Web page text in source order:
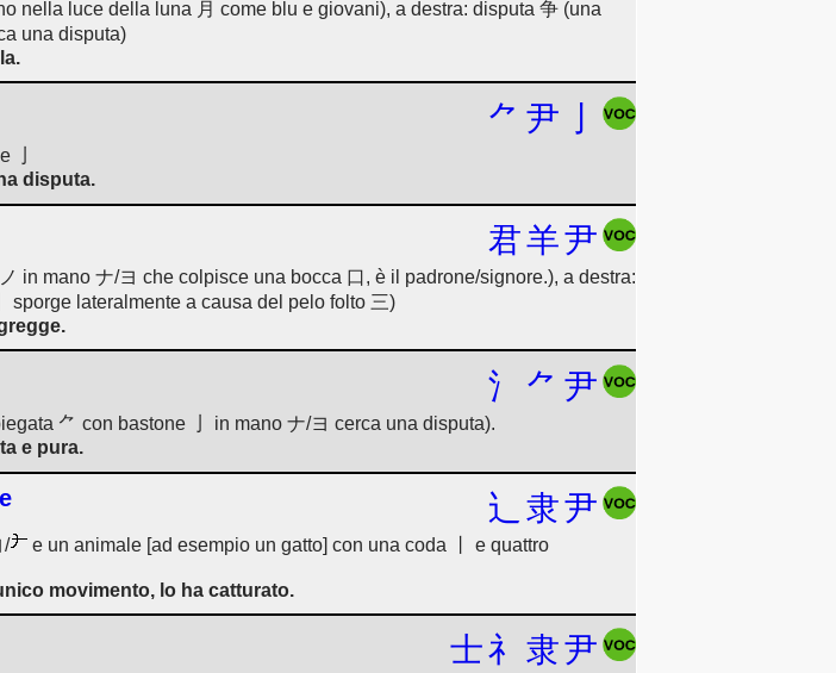
nella luce della luna 月 come blu e giovani), a destra: disputa 争 (una
una disputa)
⺈ 尹
亅
disputa.
君羊尹
in mano ナ/ヨ che colpisce una bocca 口, è il padrone/signore.), a destra:
sporge lateralmente a causa del pelo folto 三)
氵 ⺈ 尹
⺈ con bastone 亅 in mano ナ/ヨ cerca una disputa).
e pura.
辶 隶尹
/
e un animale [ad esempio un gatto] con una coda 丨 e quattro
movimento, lo ha catturato.
士礻 隶尹